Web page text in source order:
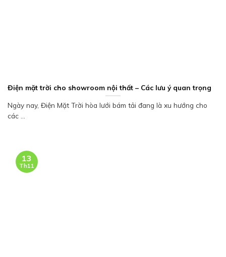
Điện mặt trời cho showroom nội thất – Các lưu ý quan trọng
Ngày nay, Điện Mặt Trời hòa lưới bám tải đang là xu hướng cho
các ...
13
Th11